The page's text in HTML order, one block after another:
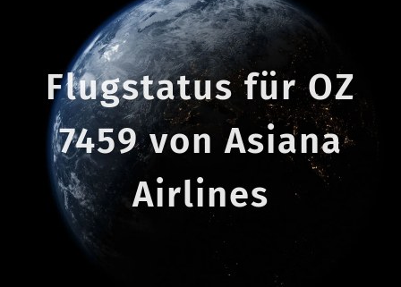
Flugstatus für OZ
7459 von Asiana
Airlines